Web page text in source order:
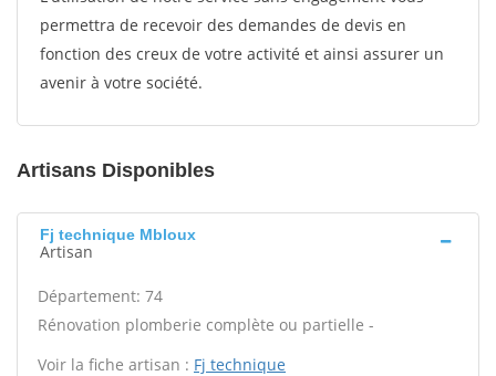
permettra de recevoir des demandes de devis en
fonction des creux de votre activité et ainsi assurer un
avenir à votre société.
Artisans Disponibles
Fj technique Mbloux
Artisan
Département: 74
Rénovation plomberie complète ou partielle -
Voir la fiche artisan : Fj technique